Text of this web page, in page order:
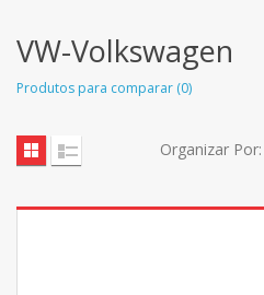
VW-Volkswagen
Produtos para comparar (0)
Organizar Por: